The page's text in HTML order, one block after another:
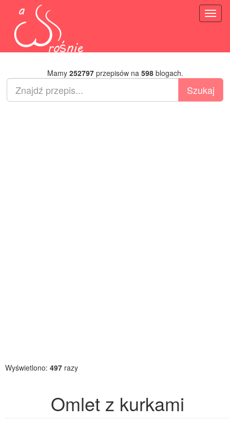
Mamy 252797przepisów na 598blogach.
Wyświetlono: 497 razy
Omlet z kurkami